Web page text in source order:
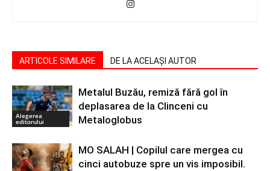
ARTICOLE SIMILARE DE LA ACELAȘI AUTOR
Alegerea
editorului
Metalul Buzău, remiză fără gol în
deplasarea de la Clinceni cu
Metaloglobus
MO SALAH | Copilul care mergea cu
cinci autobuze spre un vis imposibil.